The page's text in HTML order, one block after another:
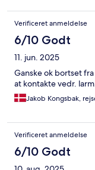
Verificeret anmeldelse
6/10 Godt
11. jun. 2025
Ganske ok bortset
at kontakte vedr.
Jakob Kongsbak,
Verificeret anmeldelse
6/10 Godt